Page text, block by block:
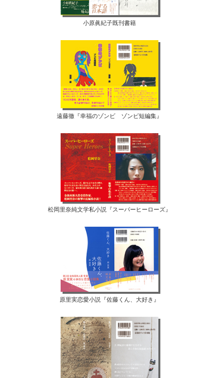
小原眞紀子既刊書籍
遠藤徹『幸福のゾンビ ゾンビ短編集』
松岡里奈純文学私小説『スーパーヒーローズ』
原里実恋愛小説『佐藤くん、大好き』